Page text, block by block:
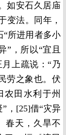
如安石久居庙
变法。同年，
“所进用者多小
”，所以“宜且
上疏说：“乃
劳之象也。伏
农田水利于州
，[25]借“灾异
春天，久旱不